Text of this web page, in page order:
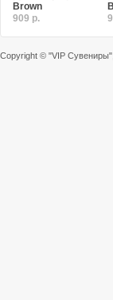
Brown
909 р.
Copyright © "VIP Сувениры"